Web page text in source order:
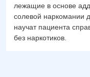
лежащие в основе
солевой наркомании
научат пациента
без наркотиков.